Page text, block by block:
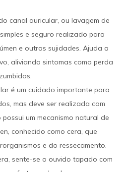
canal auricular, ou lavagem de
e seguro realizado para
e outras sujidades. Ajuda a
aliviando sintomas como perda
é um cuidado importante para
mas deve ser realizada com
um mecanismo natural de
conhecido como cera, que
e do ressecamento.
sente-se o ouvido tapado com